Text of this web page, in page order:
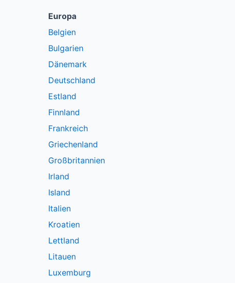
Europa
Belgien
Bulgarien
Dänemark
Deutschland
Estland
Finnland
Frankreich
Griechenland
Großbritannien
Irland
Island
Italien
Kroatien
Lettland
Litauen
Luxemburg